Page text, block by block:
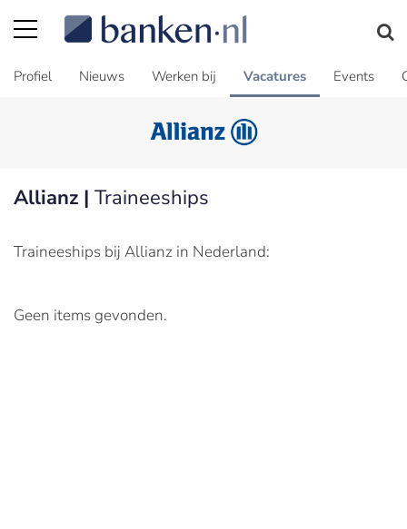
Profiel Nieuws Werken bij Vacatures Events
Allianz | Traineeships
Traineeships bij Allianz in Nederland:
Geen items gevonden.